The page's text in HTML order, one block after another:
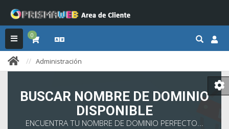
0
Administración
BUSCAR NOMBRE DE DOMINIO
DISPONIBLE
ENCUENTRA TU NOMBRE DE DOMINIO PERFECTO...